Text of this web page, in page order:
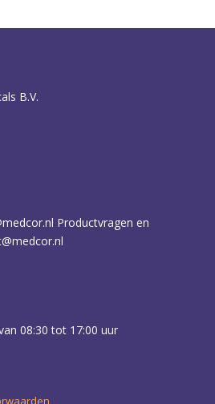
B.V.
Productvragen en
08:30 tot 17:00 uur